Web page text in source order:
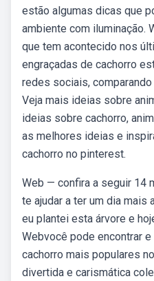
estão algumas dicas que
ambiente com iluminação.
que tem acontecido nos
engraçadas de cachorro
redes sociais, comparando
Veja mais ideias sobre
ideias sobre cachorro,
as melhores ideias e
cachorro no pinterest.
Web — confira a seguir 14
te ajudar a ter um dia mais
eu plantei esta árvore e
Webvocê pode encontrar
cachorro mais populares
divertida e carismática